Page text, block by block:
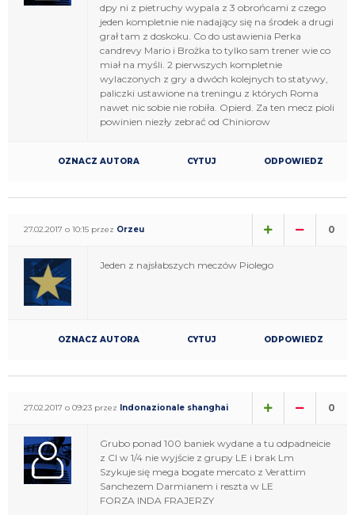
dpy ni z pietruchy wypala z 3 obrońcami z czego
jeden kompletnie nie nadający się na środek a drugi
grał tam z doskoku. Co do ustawienia Perka
candrevy Mario i Brożka to tylko sam trener wie co
miał na myśli. 2 pierwszych kompletnie
wylaczonych z gry a dwóch kolejnych to statywy,
paliczki ustawione na treningu z których Roma
nawet nic sobie nie robiła. Opierd. Za ten mecz pioli
powinien niezły zebrać od Chiniorow
OZNACZ AUTORA CYTUJ ODPOWIEDZ
27.02.2017 o 10:15 przez Orzeu 0
Jeden z najsłabszych meczów Piolego
OZNACZ AUTORA CYTUJ ODPOWIEDZ
27.02.2017 o 09:23 przez Indonazionale shanghai 0
Grubo ponad 100 baniek wydane a tu odpadneicie
z CI w 1/4 nie wyjście z grupy LE i brak Lm
Szykuje się mega bogate mercato z Verattim
Sanchezem Darmianem i reszta w LE
FORZA INDA FRAJERZY